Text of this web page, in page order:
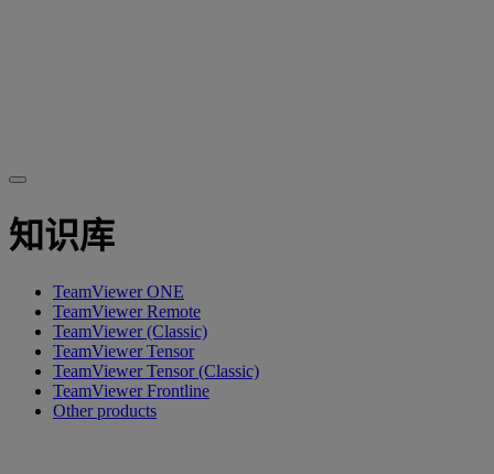
知识库
TeamViewer ONE
TeamViewer Remote
TeamViewer (Classic)
TeamViewer Tensor
TeamViewer Tensor (Classic)
TeamViewer Frontline
Other products